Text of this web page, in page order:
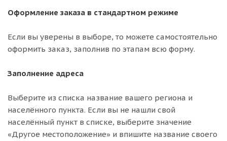
Оформление заказа в стандартном режиме
Если вы уверены в выборе, то можете самостоятельно
оформить заказ, заполнив по этапам всю форму.
Заполнение адреса
Выберите из списка название вашего региона и
населённого пункта. Если вы не нашли свой
населённый пункт в списке, выберите значение
«Другое местоположение» и впишите название своего